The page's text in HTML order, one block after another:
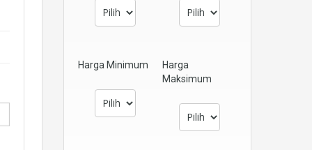
Harga Minimum
Harga
Maksimum